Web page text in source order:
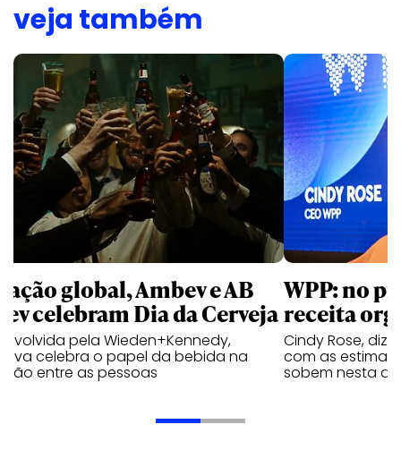
veja também
ação global, Ambev e AB
celebram Dia da Cerveja
pela Wieden+Kennedy,
celebra o papel da bebida na
entre as pessoas
WPP: no
receita
Cindy Rose, diz
com as
sobem nesta